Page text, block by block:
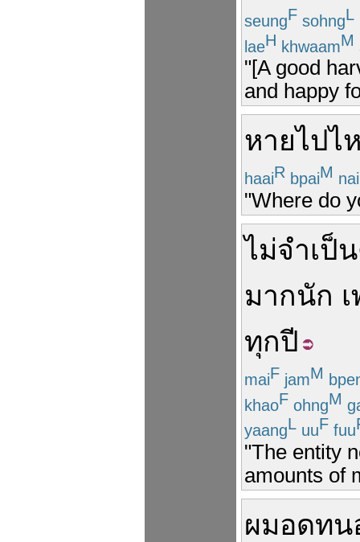
seungF sohngL
laeH khwaamM
"[A good
and happy
หายไปไ
haaiR bpaiM nai
"Where do
ไม่จำเป็
มากนัก
ทุกปี
maiF jamM
khaoF ohngM
yaangL uuF fuu
"The entity
amounts of
ผมอดท